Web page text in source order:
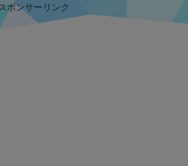
ポンサーリンク